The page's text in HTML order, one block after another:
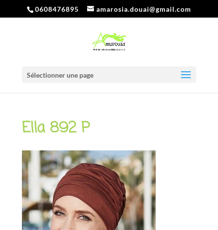
0608476895 amarosia.douai@gmail.com
Sélectionner une page
Ella 892 P